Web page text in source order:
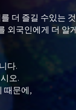
더 즐길 수있는
외국인에게 더 알
다.
오.
때문에,